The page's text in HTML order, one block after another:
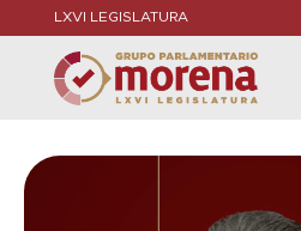
LXVI LEGISLATURA